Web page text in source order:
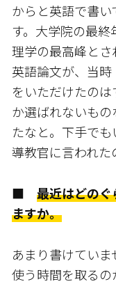
からと英語で書
す。大学院の最
理学の最高峰と
英語論文が、当
をいただけたの
か選ばれないも
たなと。下手で
導教官に言われた
■ 最近はどの
ますか。
あまり書けてい
使う時間を取る